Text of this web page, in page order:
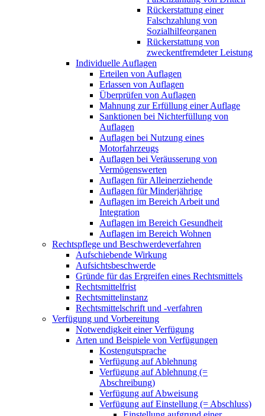
Rückerstattung einer
Falschzahlung von
Sozialhilfeorganen
Rückerstattung von
zweckentfremdeter Leistung
Individuelle Auflagen
Erteilen von Auflagen
Erlassen von Auflagen
Überprüfen von Auflagen
Mahnung zur Erfüllung einer Auflage
Sanktionen bei Nichterfüllung von
Auflagen
Auflagen bei Nutzung eines
Motorfahrzeugs
Auflagen bei Veräusserung von
Vermögenswerten
Auflagen für Alleinerziehende
Auflagen für Minderjährige
Auflagen im Bereich Arbeit und
Integration
Auflagen im Bereich Gesundheit
Auflagen im Bereich Wohnen
Rechtspflege und Beschwerdeverfahren
Aufschiebende Wirkung
Aufsichtsbeschwerde
Gründe für das Ergreifen eines Rechtsmittels
Rechtsmittelfrist
Rechtsmittelinstanz
Rechtsmittelschrift und -verfahren
Verfügung und Vorbereitung
Notwendigkeit einer Verfügung
Arten und Beispiele von Verfügungen
Kostengutsprache
Verfügung auf Ablehnung
Verfügung auf Ablehnung (=
Abschreibung)
Verfügung auf Abweisung
Verfügung auf Einstellung (= Abschluss)